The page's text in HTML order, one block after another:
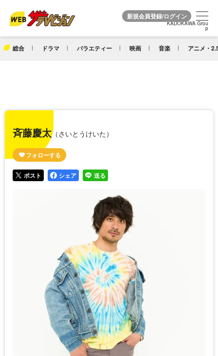
KADOKAWA Grou
p
総合 ドラマ バラエティー 映画 音楽 アニメ・
KADOKAWA Grou
p
斉藤慶太（さいとうけいた）
ポスト シェア 送る